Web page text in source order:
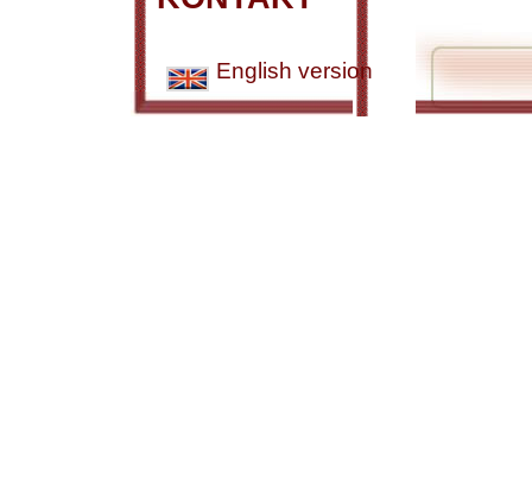
English version